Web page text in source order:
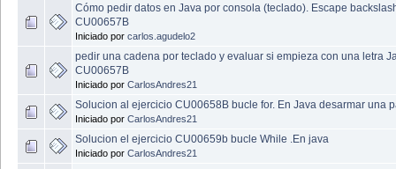
Cómo pedir datos en Java por consola (teclado). Escape
CU00657B
Iniciado por carlos.agudelo2
pedir una cadena por teclado y evaluar si empieza con una letra
CU00657B
Iniciado por CarlosAndres21
Solucion al ejercicio CU00658B bucle for. En Java desarmar una
Iniciado por CarlosAndres21
Solucion el ejercicio CU00659b bucle While .En java
Iniciado por CarlosAndres21